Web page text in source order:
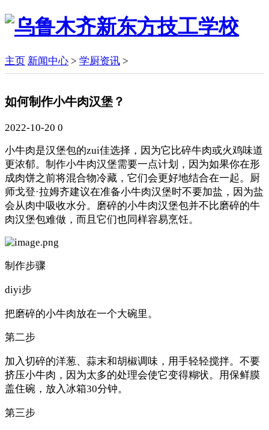
主页 新闻中心 > 学厨资讯 >
如何制作小牛肉汉堡？
2022-10-20 0
小牛肉是汉堡包的zui佳选择，因为它比碎牛肉或火鸡味道
更浓郁。制作小牛肉汉堡需要一点计划，因为如果你在形
成肉饼之前将混合物冷藏，它们会更好地结合在一起。厨
师戈登·拉姆齐建议在准备小牛肉汉堡时不要加盐，因为盐
会从肉中吸收水分。磨碎的小牛肉汉堡包并不比磨碎的牛
肉汉堡包难做，而且它们也同样容易烹饪。
制作步骤
diyi步
把磨碎的小牛肉放在一个大碗里。
第二步
加入切碎的洋葱、蒜末和胡椒调味，用手轻轻搅拌。不要
挤压小牛肉，因为太多的处理会使它变得糊状。用保鲜膜
盖住碗，放入冰箱30分钟。
第三步